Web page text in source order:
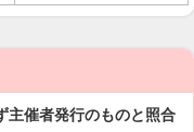
主催者発行のものと照合